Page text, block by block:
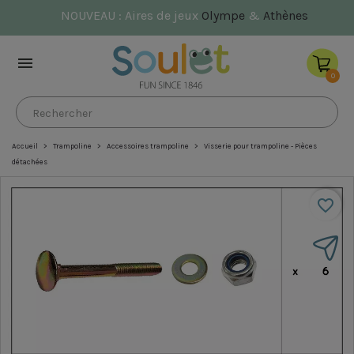
NOUVEAU : Aires de jeuxOlympe&Athènes

0
Accueil Trampoline Accessoires trampoline
Visserie pour trampoline - Pièces
détachées
favorite_border